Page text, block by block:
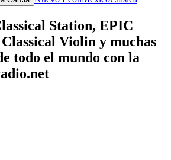
Station, EPIC
Violin y muchas
todo el mundo con la